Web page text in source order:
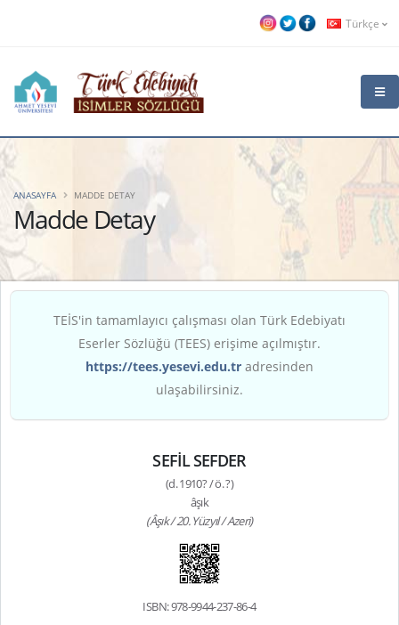
Türkçe
Madde Detay
ANASAYFA MADDE DETAY
TEİS'in tamamlayıcı çalışması olan Türk Edebiyatı
Eserler Sözlüğü (TEES) erişime açılmıştır.
https://tees.yesevi.edu.tr adresinden
ulaşabilirsiniz.
SEFİL SEFDER
(d. 1910? / ö. ?)
âşık
(Âşık / 20. Yüzyıl / Azeri)
ISBN: 978-9944-237-86-4